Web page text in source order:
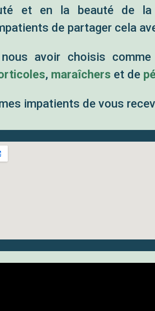
et en la beauté de
de partager cela
avoir choisis
, maraîchers et de
impatients de vous